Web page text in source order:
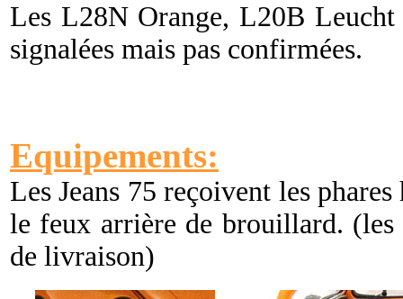
Les L28N Orange, L20B
signalées mais pas confirmées.
Equipements:
Les Jeans 75 reçoivent les
le feux arrière de brouillard.
de livraison)